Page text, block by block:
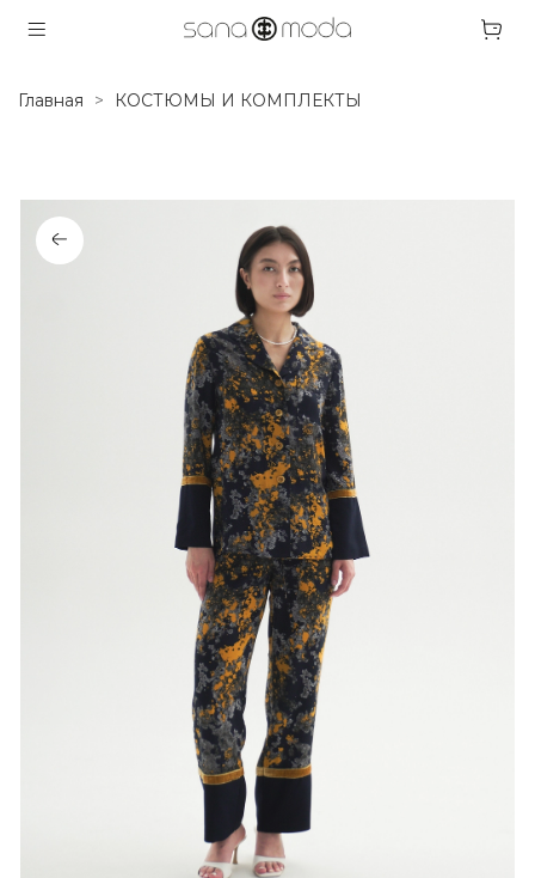
Главная КОСТЮМЫ И КОМПЛЕКТЫ